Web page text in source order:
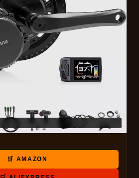
🛒 AMAZON